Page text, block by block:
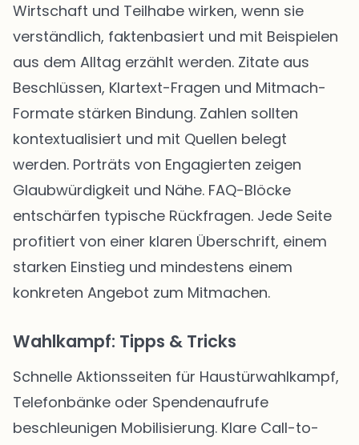
Wirtschaft und Teilhabe wirken, wenn sie
verständlich, faktenbasiert und mit Beispielen
aus dem Alltag erzählt werden. Zitate aus
Beschlüssen, Klartext-Fragen und Mitmach-
Formate stärken Bindung. Zahlen sollten
kontextualisiert und mit Quellen belegt
werden. Porträts von Engagierten zeigen
Glaubwürdigkeit und Nähe. FAQ-Blöcke
entschärfen typische Rückfragen. Jede Seite
profitiert von einer klaren Überschrift, einem
starken Einstieg und mindestens einem
konkreten Angebot zum Mitmachen.
Wahlkampf: Tipps & Tricks
Schnelle Aktionsseiten für Haustürwahlkampf,
Telefonbänke oder Spendenaufrufe
beschleunigen Mobilisierung. Klare Call-to-